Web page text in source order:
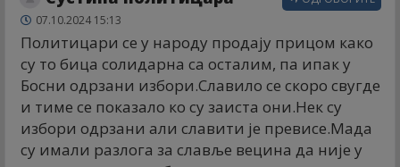
07.10.2024 15:13
Политицари се у народу продају прицом како
су то бица солидарна са осталим, па ипак у
Босни одрзани избори.Славило се скоро свугде
и тиме се показало ко су заиста они.Нек су
избори одрзани али славити је превисе.Мада
су имали разлога за славље вецина да није у